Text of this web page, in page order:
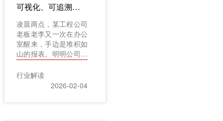
如何打破这一“黑盒”，
让项目管理的每一个环
节都清晰可见、可控可
管，成为众多工程企业
数字化转型的核心诉
求。特别是对于机电工
交叉多、协同要求高的
领域，更需要一款既懂
可视化、可追溯、可预警：看工程项目管理软件系统如何再造项目管理流程
凌晨两点，某工程公司
老板老李又一次在办公
室醒来，手边是堆积如
山的报表。明明公司今
年产值过了亿，但他总
觉得心里没底——A项
目的成本是不是超了?B
行业解读
2026-02-04